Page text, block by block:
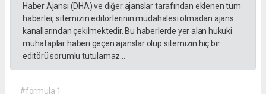
Haber Ajansı (DHA) ve diğer ajanslar tarafından eklenen tüm
haberler, sitemizin editörlerinin müdahalesi olmadan ajans
kanallarından çekilmektedir. Bu haberlerde yer alan hukuki
muhataplar haberi geçen ajanslar olup sitemizin hiç bir
editörü sorumlu tutulamaz...
#formula 1